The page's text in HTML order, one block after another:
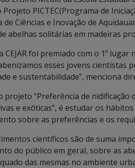
Projeto PICTEC(Programa de
de Ciências e Inovação de
abelhas solitárias em madeiras
CEJAR foi premiado com o 1º
esses jovens cientistas
e sustentabilidade”, menciona
projeto “Preferência de
e exóticas”, é estudar os
sobre as preferências e os
científicos são de suma
do público em geral, sobre as
das mesmas no ambiente